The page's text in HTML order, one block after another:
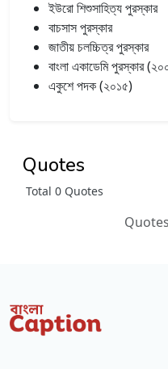
ইউরো শিশুসাহিত্য পুরস্কার
বাচসাস পুরস্কার
জাতীয় চলচ্চিত্র পুরস্কার
বাংলা একাডেমি পুরস্কার
একুশে পদক (২০১৫)
Quotes
Total 0 Quotes